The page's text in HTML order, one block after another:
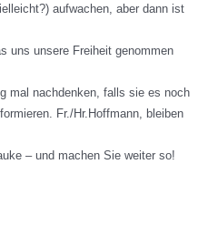
aufwachen, aber dann ist
uns unsere Freiheit genommen
mal nachdenken, falls sie es noch
Fr./Hr.Hoffmann, bleiben
– und machen Sie weiter so!